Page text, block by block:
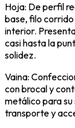
Hoja: De perfil
base, filo
interior.
casi hasta la
solidez.
Vaina:
con brocal y
metálico para
transporte y